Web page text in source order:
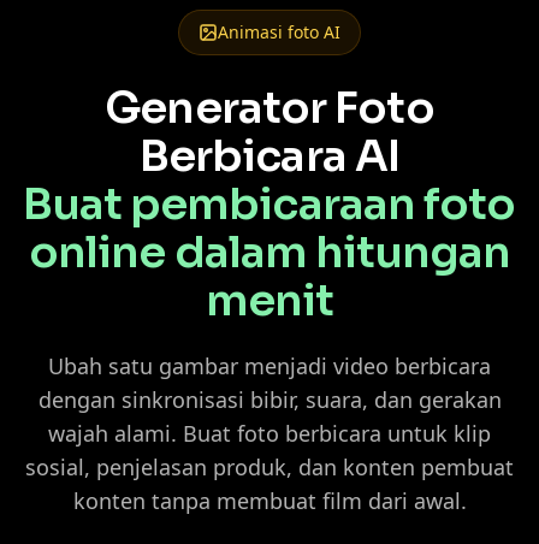
Animasi foto AI
Generator Foto
Berbicara AI
Buat pembicaraan foto
online dalam hitungan
menit
Ubah satu gambar menjadi video berbicara
dengan sinkronisasi bibir, suara, dan gerakan
wajah alami. Buat foto berbicara untuk klip
sosial, penjelasan produk, dan konten pembuat
konten tanpa membuat film dari awal.